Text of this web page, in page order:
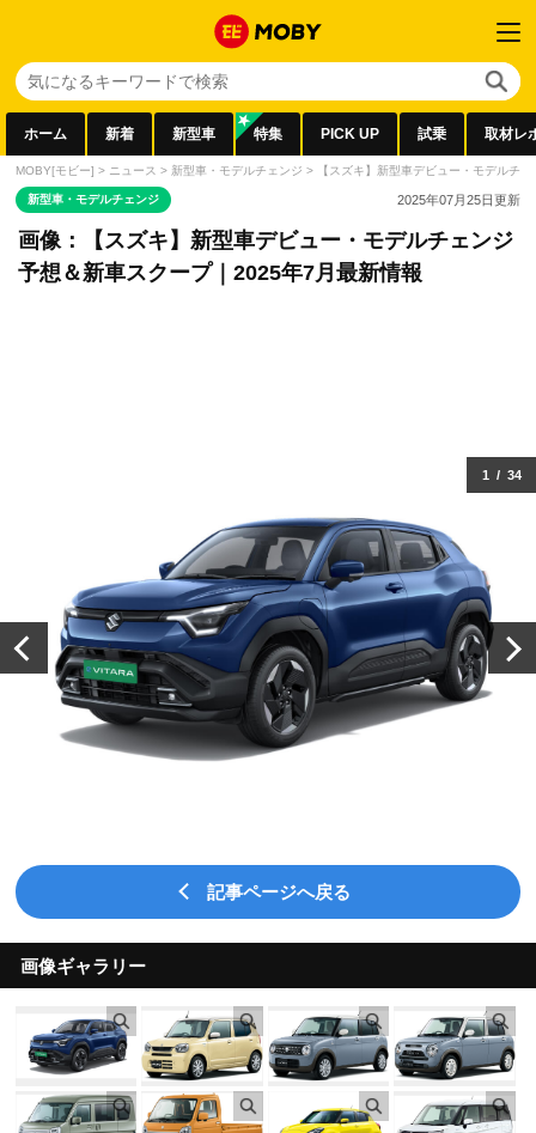
ホーム 新着 新型車 特集 PICK UP 試乗 取材レ
MOBY[モビー] > ニュース > 新型車・モデルチェンジ > 【スズキ】新型車デビュー・モデルチ
新型車・モデルチェンジ 2025年07月25日更新
画像：【スズキ】新型車デビュー・モデルチェンジ
予想＆新車スクープ｜2025年7月最新情報
1 / 34
記事ページへ戻る
画像ギャラリー